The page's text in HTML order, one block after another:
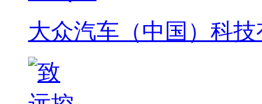
大众汽车（中国）科